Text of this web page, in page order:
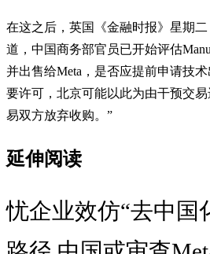
在这之后，英国《金融时报》星期
道，中国商务部官员已开始评估
并出售给Meta，是否应提前申请技
要许可，北京可能以此为由干预交
易双方放弃收购。”
延伸阅读
忧企业效仿“去中国